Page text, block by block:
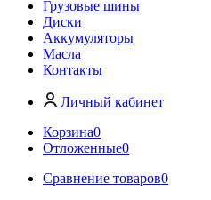
Грузовые шины
Диски
Аккумуляторы
Масла
Контакты
Личный кабинет
Корзина0
Отложенные0
Сравнение товаров0